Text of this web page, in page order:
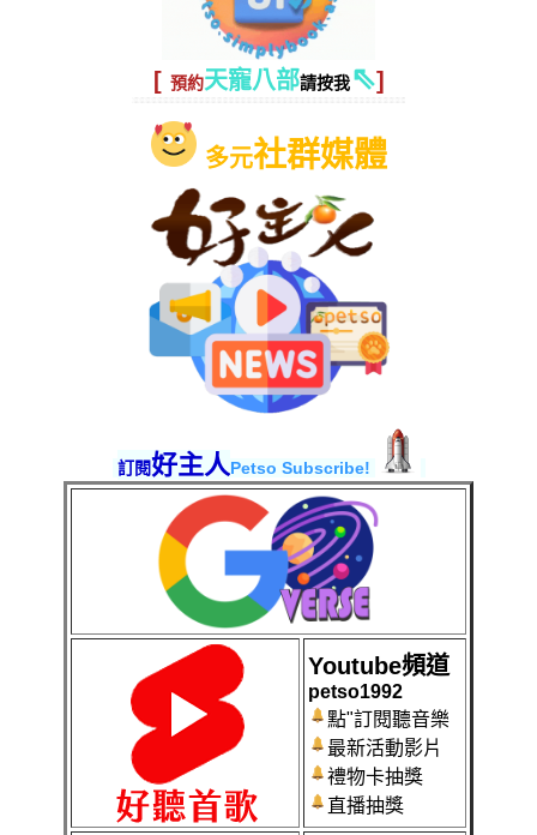
[ 預約天寵八部請按我⇖]
多元社群媒體
訂閱好主人Petso Subscribe!
Youtube頻道
petso1992
點"訂閱聽音樂
最新活動影片
禮物卡抽獎
直播抽獎